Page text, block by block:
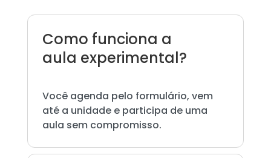
Como funciona a
aula experimental?
Você agenda pelo formulário, vem
até a unidade e participa de uma
aula sem compromisso.